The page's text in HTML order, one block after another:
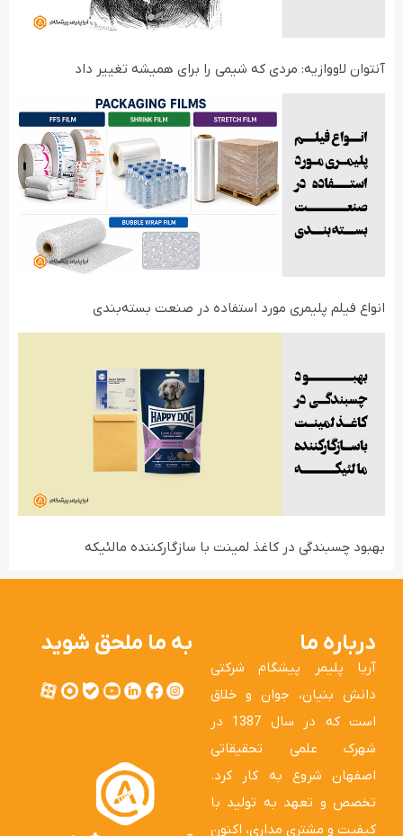
آنتوان لاووازیه: مردی که شیمی را برای همیشه تغییر داد
انواع فیلم‌ پلیمری مورد استفاده در صنعت بسته‌بندی
بهبود چسبندگی در کاغذ لمینت با سازگارکننده مالئیکه
درباره ما
آریا پلیمر پیشگام شرکتی
دانش بنیان، جوان و خلاق
است که در سال 1387 در
شهرک علمی تحقیقاتی
اصفهان شروع به کار کرد.
تخصص و تعهد به تولید با
کیفیت و مشتری مداری، اکنون
به ما ملحق شوید